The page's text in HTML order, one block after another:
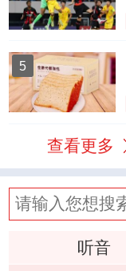
5
查看更多
听音